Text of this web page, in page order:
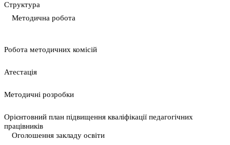
Cтруктура
Методична робота
Pобота методичних комісій
Атестація
Методичні розробки
Орієнтовний план підвищення кваліфікації педагогічних
працівників
Оголошення закладу освіти